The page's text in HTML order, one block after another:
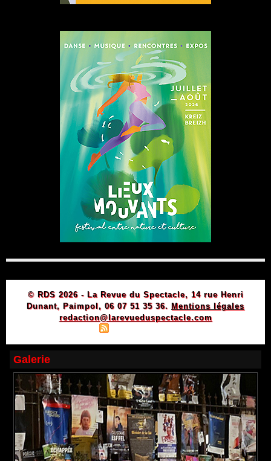
© RDS 2026 - La Revue du Spectacle, 14 rue Henri
Dunant, Paimpol, 06 07 51 35 36. Mentions légales
redaction@larevueduspectacle.com
Galerie